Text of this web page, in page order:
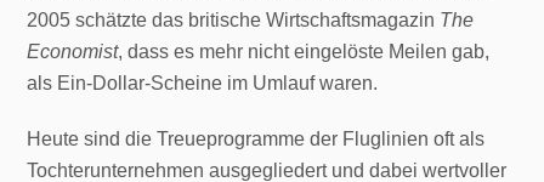
2005 schätzte das britische Wirtschaftsmagazin The
Economist, dass es mehr nicht eingelöste Meilen gab,
als Ein-Dollar-Scheine im Umlauf waren.
Heute sind die Treueprogramme der Fluglinien oft als
Tochterunternehmen ausgegliedert und dabei wertvoller